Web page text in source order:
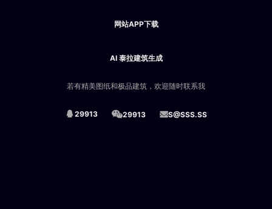
网站APP下载
AI 泰拉建筑生成
若有精美图纸和极品建筑，欢迎随时联系我
29913 29913 S@SSS.SS